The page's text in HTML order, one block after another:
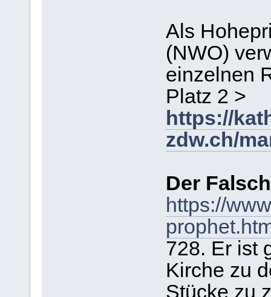
Als
(NWO)
einzelnen
Platz 2 >
https://
zdw.ch/
Der
https://
728. Er ist
Kirche zu
Stücke zu